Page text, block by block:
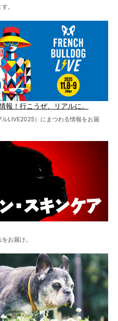
。
報！行こうぜ、リアルに。
LIVE2025）にまつわる情報をお届
お届け。